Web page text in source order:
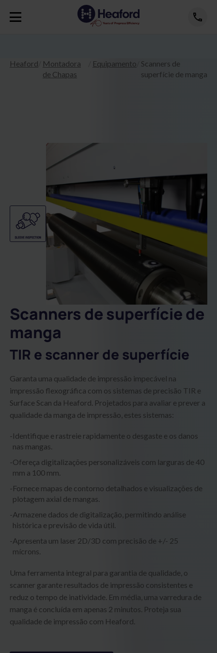
Heaford
Montadora
de Chapas
Equipamento Scanners de
superfície de manga
Scanners de superfície de
manga
TIR e scanner de superfície
Garanta uma qualidade de impressão impecável na
impressão flexográfica com os sistemas de precisão TIR e
Surface Scan da Heaford. Projetados para avaliar e prever a
qualidade da manga de impressão, estes sistemas:
Identifique e rastreie rapidamente o desgaste e os danos
nas mangas.
Ofereça digitalizações personalizáveis com larguras de 40
mm a 100 mm.
Fornece mapas de contorno detalhados e visualizações de
plotagem axial de mangas.
Armazene dados de digitalização, permitindo análise
histórica e previsão de vida útil.
Apresenta um laser 2D/3D com precisão de +/- 25
mícrons.
Uma ferramenta integral para garantia de qualidade, o
scanner garante resultados de impressão consistentes e
reduz o tempo de inatividade. Em média, uma varredura de
manga é concluída em apenas 2 minutos. Proteja sua
qualidade de impressão com Heaford.